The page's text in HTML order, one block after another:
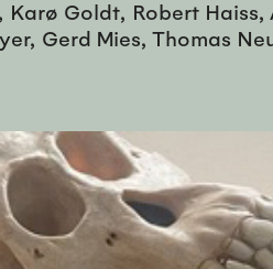
Goldt, Robert Haiss,
Gerd Mies, Thomas